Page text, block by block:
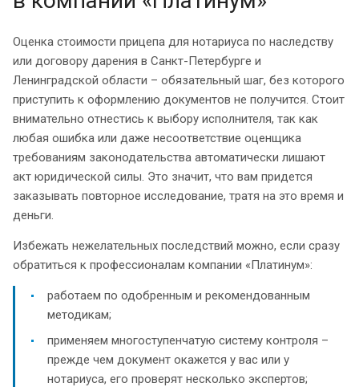
Оценка стоимости прицепа для нотариуса по наследству
или договору дарения в Санкт-Петербурге и
Ленинградской области – обязательный шаг, без которого
приступить к оформлению документов не получится. Стоит
внимательно отнестись к выбору исполнителя, так как
любая ошибка или даже несоответствие оценщика
требованиям законодательства автоматически лишают
акт юридической силы. Это значит, что вам придется
заказывать повторное исследование, тратя на это время и
деньги.
Избежать нежелательных последствий можно, если сразу
обратиться к профессионалам компании «Платинум»:
работаем по одобренным и рекомендованным
методикам;
применяем многоступенчатую систему контроля –
прежде чем документ окажется у вас или у
нотариуса, его проверят несколько экспертов;